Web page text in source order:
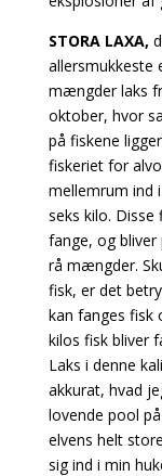
STORA LAXA,
allersmukkeste
mængder laks
oktober, hvor
på fiskene
fiskeriet for
mellemrum ind
seks kilo.
fange, og
rå mængder.
fisk, er det
kan fanges fisk
kilos fisk bliver
Laks i denne
akkurat, hvad
lovende pool
elvens helt
sig ind i min